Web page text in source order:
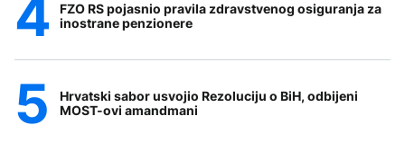
FZO RS pojasnio pravila zdravstvenog osiguranja za
inostrane penzionere
Hrvatski sabor usvojio Rezoluciju o BiH, odbijeni
MOST-ovi amandmani